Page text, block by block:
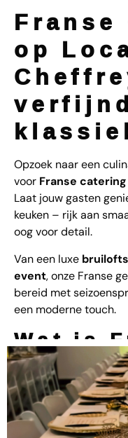
Franse
op
Opzoek naar een
voor Franse
Laat jouw gasten
keuken – rijk aan
oog voor detail.
Van een luxe
event, onze Franse
bereid met
een moderne touch.
Wat is
Franse catering
presentatie. Denk
romige sauzen, fijne